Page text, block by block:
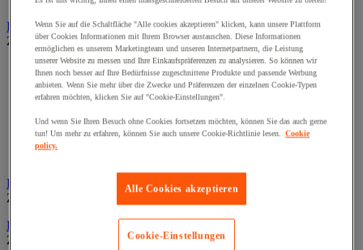
Dekoration und Information
Zur gesamten Produktgruppe
Ausstellungsvitrine
Festdekoration
Klebefolie für Fenster
Landkarten
Rahmen und Zubehör
Fußstütze für Büro
Zur gesamten Produktgruppe
Heizung, Klima und Luftaufbereitung
Zur gesamten Produktgruppe
Wenn Sie auf die Schaltfläche "Alle cookies akzeptieren" klicken, kann unsere Plattform
über Cookies Informationen mit Ihrem Browser austauschen. Diese Informationen
ermöglichen es unserem Marketingteam und unseren Internetpartnern, die Leistung
unserer Website zu messen und Ihre Einkaufspräferenzen zu analysieren. So können wir
Ihnen noch besser auf Ihre Bedürfnisse zugeschnittene Produkte und passende Werbung
anbieten. Wenn Sie mehr über die Zwecke und Präferenzen der einzelnen Cookie-Typen
erfahren möchten, klicken Sie auf "Cookie-Einstellungen".
Und wenn Sie Ihren Besuch ohne Cookies fortsetzen möchten, können Sie das auch gerne
tun! Um mehr zu erfahren, können Sie auch unsere Cookie-Richtlinie lesen. Cookie
policy.
Alle Cookies akzeptieren
Cookie-Einstellungen